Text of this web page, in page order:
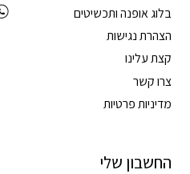
בלוג אופנה ותכשיטים
הצהרת נגישות
קצת עלינו
צרו קשר
מדיניות פרטיות
החשבון שלי